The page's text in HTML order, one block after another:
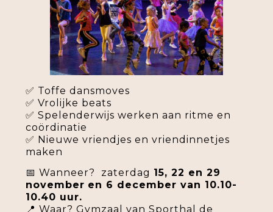
✅ Toffe dansmoves
✅ Vrolijke beats
✅ Spelenderwijs werken aan ritme en
coördinatie
✅ Nieuwe vriendjes en vriendinnetjes
maken
📅 Wanneer? zaterdag 15, 22 en 29
november en 6 december van 10.10-
10.40 uur.
📍 Waar? Gymzaal van Sporthal de